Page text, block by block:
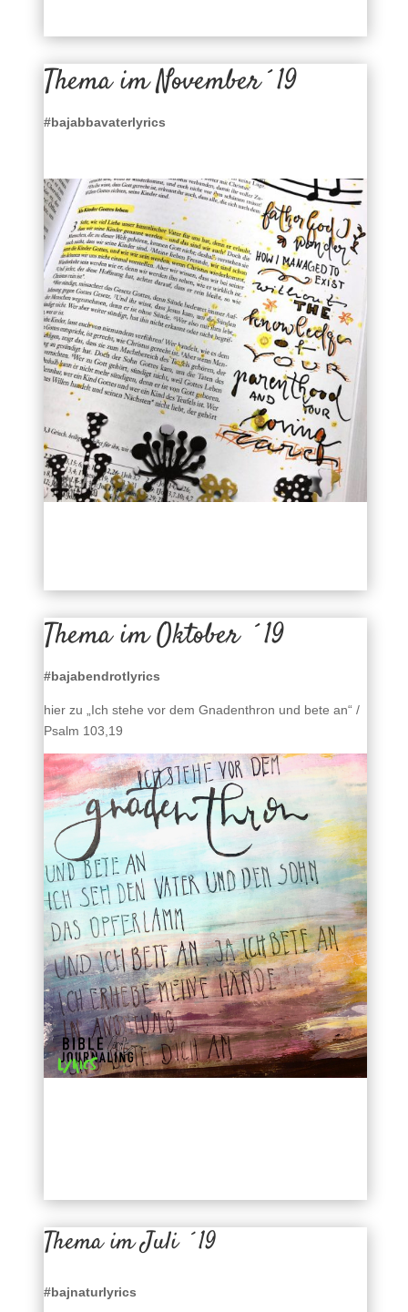
Thema im November´19
#bajabbavaterlyrics
Thema im Oktober ´19
#bajabendrotlyrics
hier zu „Ich stehe vor dem Gnadenthron und bete an“ /
Psalm 103,19
Thema im Juli ´19
#bajnaturlyrics